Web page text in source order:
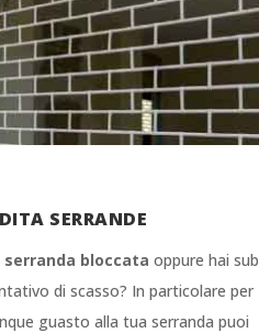
SERRANDE
serranda bloccata oppure hai
di scasso? In particolare per
guasto alla tua serranda puoi